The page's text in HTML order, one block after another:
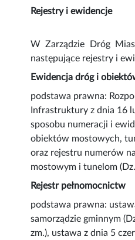
Rejestry i ewidencje
W Zarządzie Dróg
następujące rejestry i
Ewidencja dróg i
podstawa prawna:
Infrastruktury z dnia 16
sposobu numeracji i
obiektów mostowych,
oraz rejestru numerów
mostowym i tunelom
Rejestr pełnomocnictw
podstawa prawna:
samorządzie gminnym
zm.), ustawa z dnia 5